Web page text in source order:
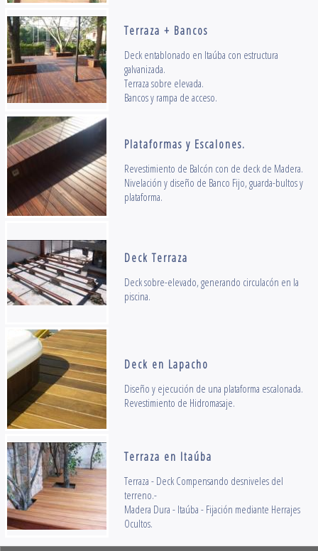
Terraza + Bancos
Deck entablonado en Itaúba con estructura
galvanizada.
Terraza sobre elevada.
Bancos y rampa de acceso.
Plataformas y Escalones.
Revestimiento de Balcón con de deck de Madera.
Nivelación y diseño de Banco Fijo, guarda-bultos y
plataforma.
Deck Terraza
Deck sobre-elevado, generando circulacón en la
piscina.
Deck en Lapacho
Diseño y ejecución de una plataforma escalonada.
Revestimiento de Hidromasaje.
Terraza en Itaúba
Terraza - Deck Compensando desniveles del
terreno.-
Madera Dura - Itaúba - Fijación mediante Herrajes
Ocultos.